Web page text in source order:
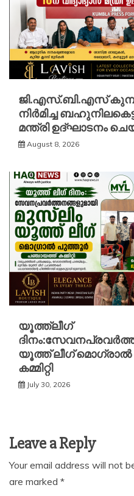
ജി.എസ്.ബി.എസ് കുമ്പള
നിർമിച്ച
മന്ത്രി ഉദ്ഘാടനം
August 8, 2026
യൂത്ത്ലീഗ്
യൂത്ത് ലീഗ്
കമ്മിറ്റി
July 30, 2026
Leave a Reply
Your email address will not
are marked *